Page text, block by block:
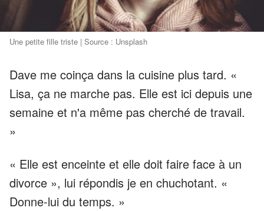
Une petite fille triste | Source : Unsplash
Dave me coinça dans la cuisine plus tard. «
Lisa, ça ne marche pas. Elle est ici depuis une
semaine et n'a même pas cherché de travail.
»
« Elle est enceinte et elle doit faire face à un
divorce », lui répondis je en chuchotant. «
Donne-lui du temps. »